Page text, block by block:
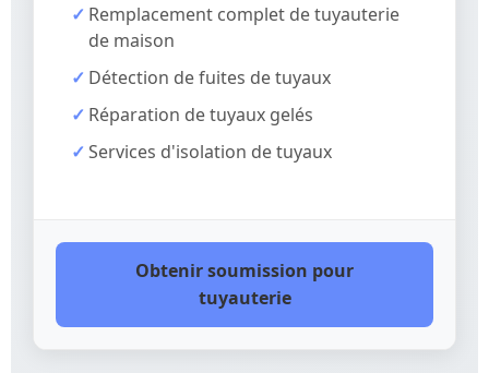
Remplacement complet de tuyauterie
de maison
Détection de fuites de tuyaux
Réparation de tuyaux gelés
Services d'isolation de tuyaux
Obtenir soumission pour
tuyauterie